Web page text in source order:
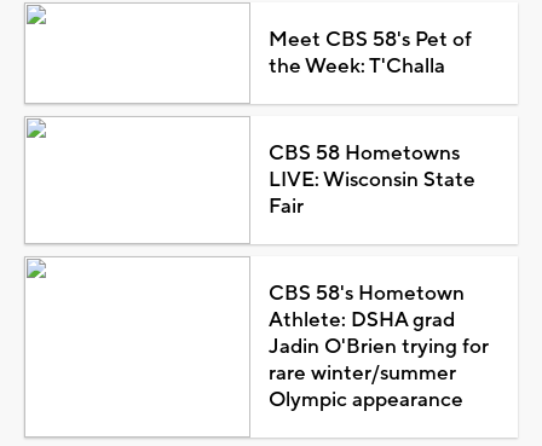
Meet CBS 58's Pet of
the Week: T'Challa
CBS 58 Hometowns
LIVE: Wisconsin State
Fair
CBS 58's Hometown
Athlete: DSHA grad
Jadin O'Brien trying for
rare winter/summer
Olympic appearance